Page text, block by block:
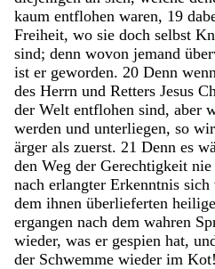
kaum entflohen waren, 19
Freiheit, wo sie doch selbst
sind; denn wovon jemand
ist er geworden. 20 Denn wenn
des Herrn und Retters Jesus
der Welt entflohen sind, aber
werden und unterliegen, so
ärger als zuerst. 21 Denn es
den Weg der Gerechtigkeit nie
nach erlangter Erkenntnis sich
dem ihnen überlieferten
ergangen nach dem wahren
wieder, was er gespien hat,
der Schwemme wieder im Kot!